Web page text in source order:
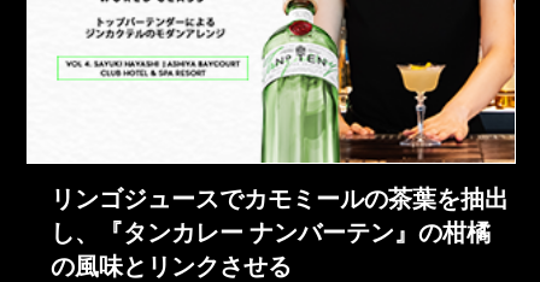
リンゴジュースでカモミールの茶葉を抽出
し、『タンカレー ナンバーテン』の柑橘
の風味とリンクさせる